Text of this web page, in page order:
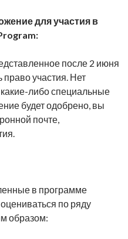
для участия в
после 2 июня
право участия. Нет
либо специальные
будет одобрено, вы
почте,
в программе
по ряду
образом: